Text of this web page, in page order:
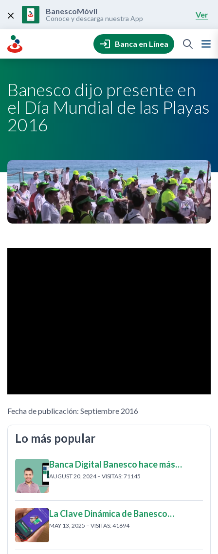
content
BanescoMóvil
Conoce y descarga nuestra App Ver
Banca en Línea
Banesco dijo presente en
el Día Mundial de las Playas
2016
Fecha de publicación: Septiembre 2016
Lo más popular
Banca Digital Banesco hace más…
AUGUST 20, 2024 – VISITAS: 71145
La Clave Dinámica de Banesco…
MAY 13, 2025 – VISITAS: 41694